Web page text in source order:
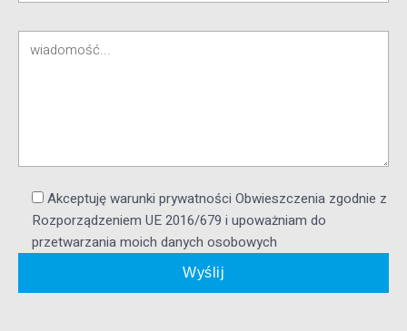
Akceptuję warunki prywatności Obwieszczenia zgodnie z
Rozporządzeniem UE 2016/679 i upoważniam do
przetwarzania moich danych osobowych